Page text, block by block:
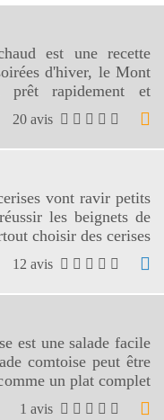
est une recette
d'hiver, le Mont
prêt rapidement et
une fondue !
20 avis
vont ravir petits
les beignets de
choisir des cerises
mûres.
12 avis
est une salade facile
comtoise peut être
un plat complet
pommes de terre et
1 avis